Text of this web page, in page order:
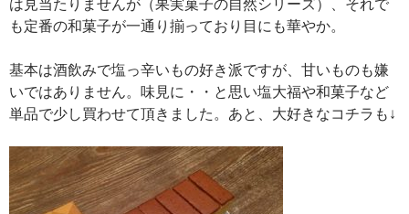
も定番の和菓子が一通り揃っており目にも華やか。
基本は酒飲みで塩っ辛いもの好き派ですが、甘いものも嫌
いではありません。味見に・・と思い塩大福や和菓子など
単品で少し買わせて頂きました。あと、大好きなコチラも↓